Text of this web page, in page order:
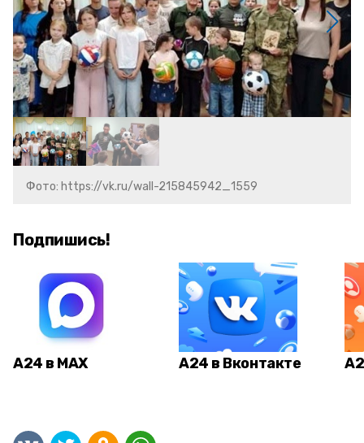
Фото: https://vk.ru/wall-215845942_1559
Подпишись!
А24 в MAX А24 в Вконтакте